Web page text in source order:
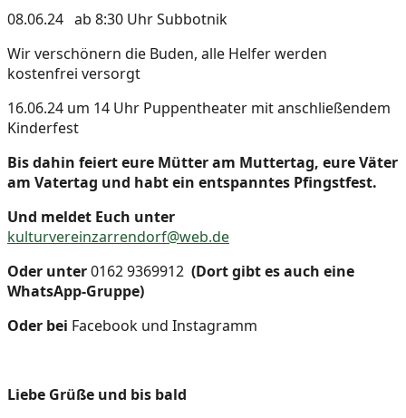
08.06.24 ab 8:30 Uhr Subbotnik
Wir verschönern die Buden, alle Helfer werden
kostenfrei versorgt
16.06.24 um 14 Uhr Puppentheater mit anschließendem
Kinderfest
Bis dahin feiert eure Mütter am Muttertag, eure Väter
am Vatertag und habt ein entspanntes Pfingstfest.
Und meldet Euch unter
kulturvereinzarrendorf@web.de
Oder unter0162 9369912 (Dort gibt es auch eine
WhatsApp-Gruppe)
Oder bei Facebook und Instagramm
Liebe Grüße und bis bald